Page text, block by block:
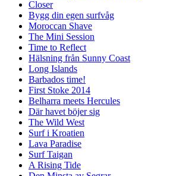
Closer
Bygg din egen surfvåg
Moroccan Shave
The Mini Session
Time to Reflect
Hälsning från Sunny Coast
Long Islands
Barbados time!
First Stoke 2014
Belharra meets Hercules
Där havet böjer sig
The Wild West
Surf i Kroatien
Lava Paradise
Surf Taigan
A Rising Tide